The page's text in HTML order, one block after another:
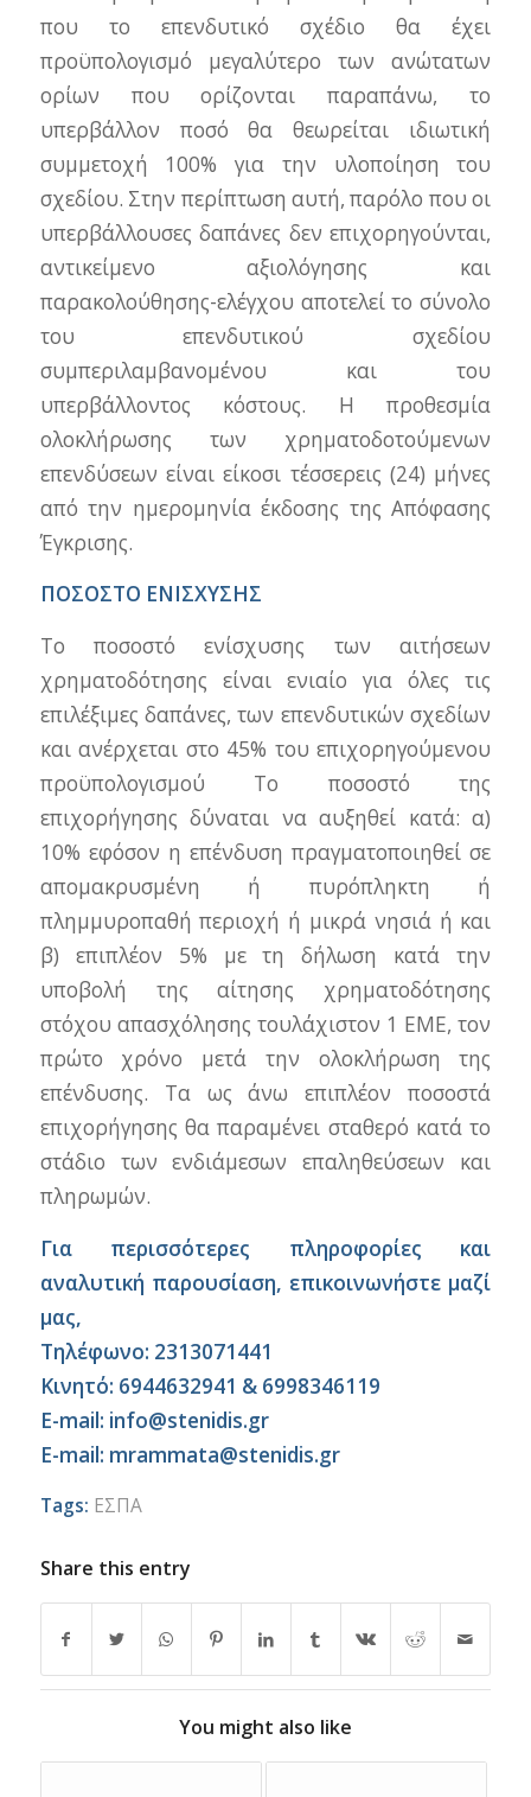
που το επενδυτικό σχέδιο θα έχει
προϋπολογισμό μεγαλύτερο των ανώτατων
ορίων που ορίζονται παραπάνω, το
υπερβάλλον ποσό θα θεωρείται ιδιωτική
συμμετοχή 100% για την υλοποίηση του
σχεδίου. Στην περίπτωση αυτή, παρόλο που οι
υπερβάλλουσες δαπάνες δεν επιχορηγούνται,
αντικείμενο αξιολόγησης και
παρακολούθησης-ελέγχου αποτελεί το σύνολο
του επενδυτικού σχεδίου
συμπεριλαμβανομένου και του
υπερβάλλοντος κόστους. Η προθεσμία
ολοκλήρωσης των χρηματοδοτούμενων
επενδύσεων είναι είκοσι τέσσερεις (24) μήνες
από την ημερομηνία έκδοσης της Απόφασης
Έγκρισης.
ΠΟΣΟΣΤΟ ΕΝΙΣΧΥΣΗΣ
Το ποσοστό ενίσχυσης των αιτήσεων
χρηματοδότησης είναι ενιαίο για όλες τις
επιλέξιμες δαπάνες, των επενδυτικών σχεδίων
και ανέρχεται στο 45% του επιχορηγούμενου
προϋπολογισμού Το ποσοστό της
επιχορήγησης δύναται να αυξηθεί κατά: α)
10% εφόσον η επένδυση πραγματοποιηθεί σε
απομακρυσμένη ή πυρόπληκτη ή
πλημμυροπαθή περιοχή ή μικρά νησιά ή και
β) επιπλέον 5% με τη δήλωση κατά την
υποβολή της αίτησης χρηματοδότησης
στόχου απασχόλησης τουλάχιστον 1 ΕΜΕ, τον
πρώτο χρόνο μετά την ολοκλήρωση της
επένδυσης. Τα ως άνω επιπλέον ποσοστά
επιχορήγησης θα παραμένει σταθερό κατά το
στάδιο των ενδιάμεσων επαληθεύσεων και
πληρωμών.
Για περισσότερες πληροφορίες και
αναλυτική παρουσίαση, επικοινωνήστε μαζί
μας,
Τηλέφωνο: 2313071441
Κινητό: 6944632941 & 6998346119
E-mail: info@stenidis.gr
E-mail: mrammata@stenidis.gr
Tags: ΕΣΠΑ
Share this entry
You might also like